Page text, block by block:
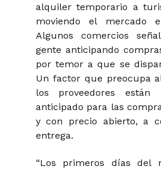
alquiler temporario a
moviendo el mercado
Algunos comercios
gente anticipando
por temor a que se
Un factor que preocupa
los proveedores están
anticipado para las
y con precio abierto, a
entrega.
“Los primeros días del